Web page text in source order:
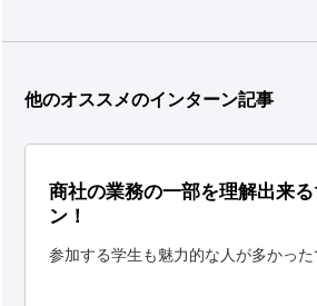
他のオススメのインターン記事
商社の業務の一部を理解出来
ン！
参加する学生も魅力的な人が多かった